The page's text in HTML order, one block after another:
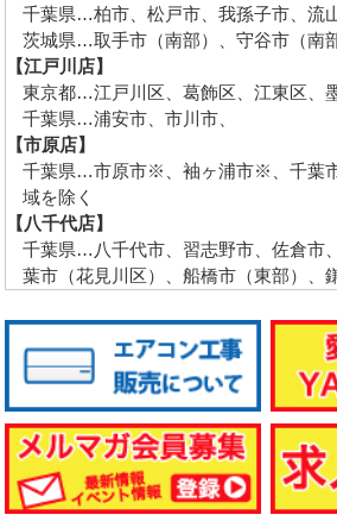
千葉県…柏市、松戸市、我孫子市、流
茨城県…取手市（南部）、守谷市（南部
【江戸川店】
東京都…江戸川区、葛飾区、江東区、
千葉県…浦安市、市川市、
【市原店】
千葉県…市原市※、袖ヶ浦市※、千葉
域を除く
【八千代店】
千葉県…八千代市、習志野市、佐倉市
葉市（花見川区）、船橋市（東部）、